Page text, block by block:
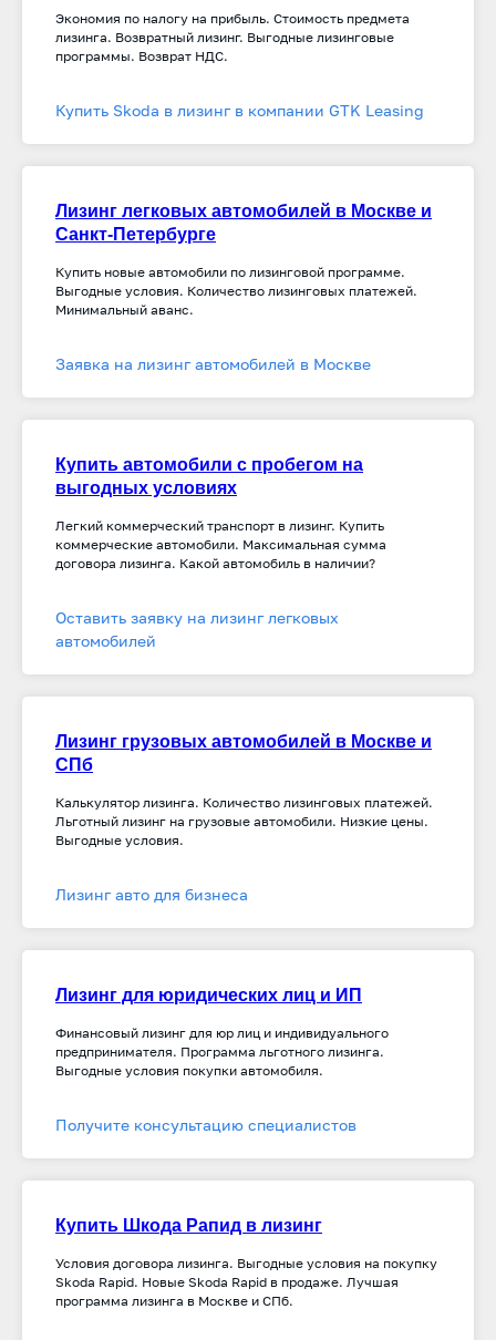
Экономия по налогу на прибыль. Стоимость предмета
лизинга. Возвратный лизинг. Выгодные лизинговые
программы. Возврат НДС.
Купить Skoda в лизинг в компании GTK Leasing
Лизинг легковых автомобилей в Москве и
Санкт-Петербурге
Купить новые автомобили по лизинговой программе.
Выгодные условия. Количество лизинговых платежей.
Минимальный аванс.
Заявка на лизинг автомобилей в Москве
Купить автомобили с пробегом на
выгодных условиях
Легкий коммерческий транспорт в лизинг. Купить
коммерческие автомобили. Максимальная сумма
договора лизинга. Какой автомобиль в наличии?
Оставить заявку на лизинг легковых
автомобилей
Лизинг грузовых автомобилей в Москве и
СПб
Калькулятор лизинга. Количество лизинговых платежей.
Льготный лизинг на грузовые автомобили. Низкие цены.
Выгодные условия.
Лизинг авто для бизнеса
Лизинг для юридических лиц и ИП
Финансовый лизинг для юр лиц и индивидуального
предпринимателя. Программа льготного лизинга.
Выгодные условия покупки автомобиля.
Получите консультацию специалистов
Купить Шкода Рапид в лизинг
Условия договора лизинга. Выгодные условия на покупку
Skoda Rapid. Новые Skoda Rapid в продаже. Лучшая
программа лизинга в Москве и СПб.